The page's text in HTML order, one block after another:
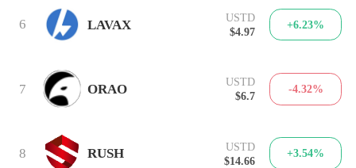
6 LAVAX
USTD
$4.97
+6.23%
7 ORAO
USTD
$6.7
-4.32%
8 RUSH
USTD
$14.66
+3.54%